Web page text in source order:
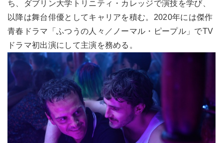
ち、ダブリン大学トリニティ・カレッジで演技を学び、
以降は舞台俳優としてキャリアを積む。2020年には傑作
青春ドラマ「ふつうの人々／ノーマル・ピープル」でTV
ドラマ初出演にして主演を務める。